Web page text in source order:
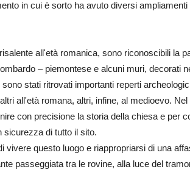
in cui è sorto ha avuto diversi
all'età romanica, sono riconoscibili la
– piemontese e alcuni muri, decorati
stati ritrovati importanti reperti
all'età romana, altri, infine, al medioevo.
con precisione la storia della chiesa e per
sicurezza di tutto il sito.
vivere questo luogo e riappropriarsi di una
passeggiata tra le rovine, alla luce del